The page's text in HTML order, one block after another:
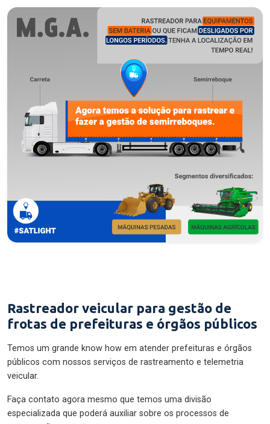
Rastreador veicular para gestão de
frotas de prefeituras e órgãos públicos
Temos um grande know how em atender prefeituras e órgãos
públicos com nossos serviços de rastreamento e telemetria
veicular.
Faça contato agora mesmo que temos uma divisão
especializada que poderá auxiliar sobre os processos de